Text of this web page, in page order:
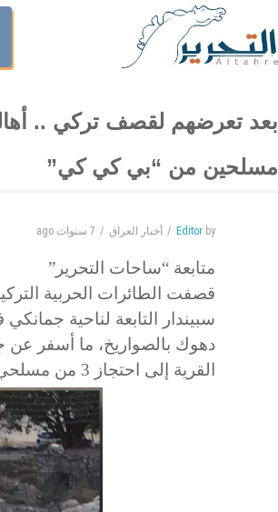
مسلحين من “بي كي كي”
by
Editor أخبار العراق 7 سنوات ago
متابعة “ساحات التحرير”
قصفت الطائرات الحربية
سبيندار التابعة لناحية
دهوك بالصواريخ، ما أسفر عن
القرية إلى احتجاز 3 من مسلحي PKK المختبئين في القرية.